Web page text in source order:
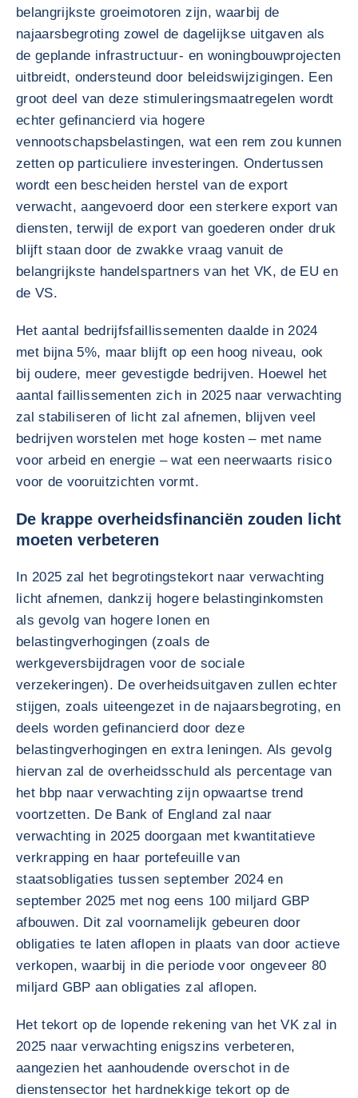
belangrijkste groeimotoren zijn, waarbij de
najaarsbegroting zowel de dagelijkse uitgaven als
de geplande infrastructuur- en woningbouwprojecten
uitbreidt, ondersteund door beleidswijzigingen. Een
groot deel van deze stimuleringsmaatregelen wordt
echter gefinancierd via hogere
vennootschapsbelastingen, wat een rem zou kunnen
zetten op particuliere investeringen. Ondertussen
wordt een bescheiden herstel van de export
verwacht, aangevoerd door een sterkere export van
diensten, terwijl de export van goederen onder druk
blijft staan door de zwakke vraag vanuit de
belangrijkste handelspartners van het VK, de EU en
de VS.
Het aantal bedrijfsfaillissementen daalde in 2024
met bijna 5%, maar blijft op een hoog niveau, ook
bij oudere, meer gevestigde bedrijven. Hoewel het
aantal faillissementen zich in 2025 naar verwachting
zal stabiliseren of licht zal afnemen, blijven veel
bedrijven worstelen met hoge kosten – met name
voor arbeid en energie – wat een neerwaarts risico
voor de vooruitzichten vormt.
De krappe overheidsfinanciën zouden licht
moeten verbeteren
In 2025 zal het begrotingstekort naar verwachting
licht afnemen, dankzij hogere belastinginkomsten
als gevolg van hogere lonen en
belastingverhogingen (zoals de
werkgeversbijdragen voor de sociale
verzekeringen). De overheidsuitgaven zullen echter
stijgen, zoals uiteengezet in de najaarsbegroting, en
deels worden gefinancierd door deze
belastingverhogingen en extra leningen. Als gevolg
hiervan zal de overheidsschuld als percentage van
het bbp naar verwachting zijn opwaartse trend
voortzetten. De Bank of England zal naar
verwachting in 2025 doorgaan met kwantitatieve
verkrapping en haar portefeuille van
staatsobligaties tussen september 2024 en
september 2025 met nog eens 100 miljard GBP
afbouwen. Dit zal voornamelijk gebeuren door
obligaties te laten aflopen in plaats van door actieve
verkopen, waarbij in die periode voor ongeveer 80
miljard GBP aan obligaties zal aflopen.
Het tekort op de lopende rekening van het VK zal in
2025 naar verwachting enigszins verbeteren,
aangezien het aanhoudende overschot in de
dienstensector het hardnekkige tekort op de